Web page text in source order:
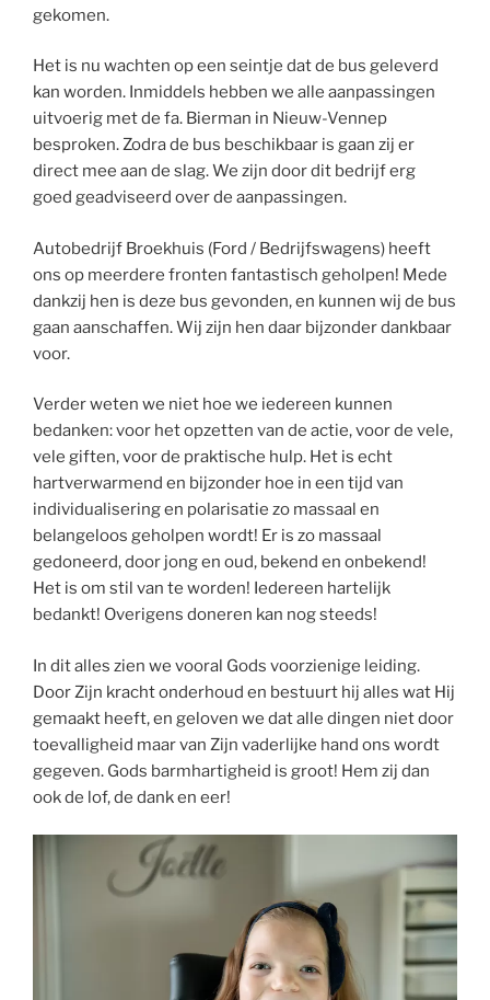
gekomen.
Het is nu wachten op een seintje dat de bus geleverd
kan worden. Inmiddels hebben we alle aanpassingen
uitvoerig met de fa. Bierman in Nieuw-Vennep
besproken. Zodra de bus beschikbaar is gaan zij er
direct mee aan de slag. We zijn door dit bedrijf erg
goed geadviseerd over de aanpassingen.
Autobedrijf Broekhuis (Ford / Bedrijfswagens) heeft
ons op meerdere fronten fantastisch geholpen! Mede
dankzij hen is deze bus gevonden, en kunnen wij de bus
gaan aanschaffen. Wij zijn hen daar bijzonder dankbaar
voor.
Verder weten we niet hoe we iedereen kunnen
bedanken: voor het opzetten van de actie, voor de vele,
vele giften, voor de praktische hulp. Het is echt
hartverwarmend en bijzonder hoe in een tijd van
individualisering en polarisatie zo massaal en
belangeloos geholpen wordt! Er is zo massaal
gedoneerd, door jong en oud, bekend en onbekend!
Het is om stil van te worden! Iedereen hartelijk
bedankt! Overigens doneren kan nog steeds!
In dit alles zien we vooral Gods voorzienige leiding.
Door Zijn kracht onderhoud en bestuurt hij alles wat Hij
gemaakt heeft, en geloven we dat alle dingen niet door
toevalligheid maar van Zijn vaderlijke hand ons wordt
gegeven. Gods barmhartigheid is groot! Hem zij dan
ook de lof, de dank en eer!